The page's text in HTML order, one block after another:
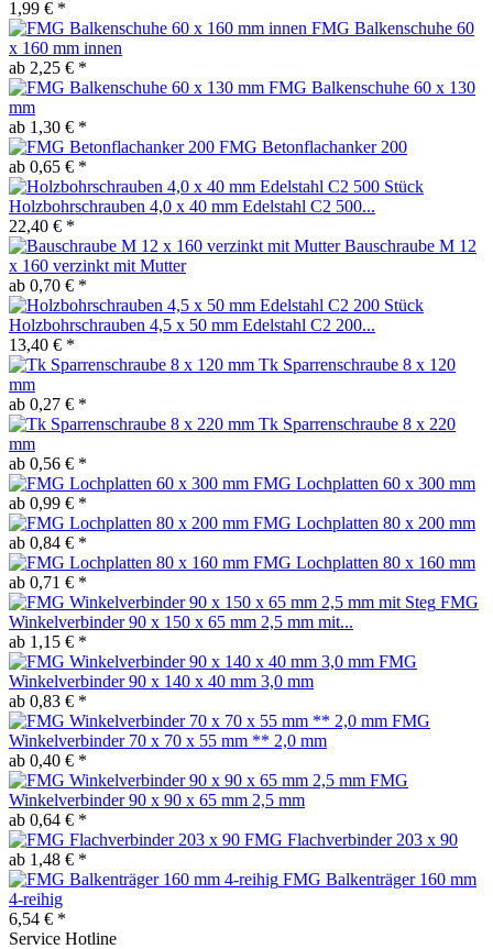
1,99 € *
FMG Balkenschuhe 60
x 160 mm innen
ab 2,25 € *
FMG Balkenschuhe 60 x 130
mm
ab 1,30 € *
FMG Betonflachanker 200
ab 0,65 € *
Holzbohrschrauben 4,0 x 40 mm Edelstahl C2 500...
22,40 € *
Bauschraube M 12
x 160 verzinkt mit Mutter
ab 0,70 € *
Holzbohrschrauben 4,5 x 50 mm Edelstahl C2 200...
13,40 € *
Tk Sparrenschraube 8 x 120
mm
ab 0,27 € *
Tk Sparrenschraube 8 x 220
mm
ab 0,56 € *
FMG Lochplatten 60 x 300 mm
ab 0,99 € *
FMG Lochplatten 80 x 200 mm
ab 0,84 € *
FMG Lochplatten 80 x 160 mm
ab 0,71 € *
FMG
Winkelverbinder 90 x 150 x 65 mm 2,5 mm mit...
ab 1,15 € *
FMG
Winkelverbinder 90 x 140 x 40 mm 3,0 mm
ab 0,83 € *
FMG
Winkelverbinder 70 x 70 x 55 mm ** 2,0 mm
ab 0,40 € *
FMG
Winkelverbinder 90 x 90 x 65 mm 2,5 mm
ab 0,64 € *
FMG Flachverbinder 203 x 90
ab 1,48 € *
FMG Balkenträger 160 mm
4-reihig
6,54 € *
Service Hotline